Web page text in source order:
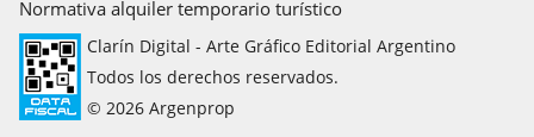
Normativa alquiler temporario turístico
Clarín Digital - Arte Gráfico Editorial Argentino
Todos los derechos reservados.
© 2026 Argenprop